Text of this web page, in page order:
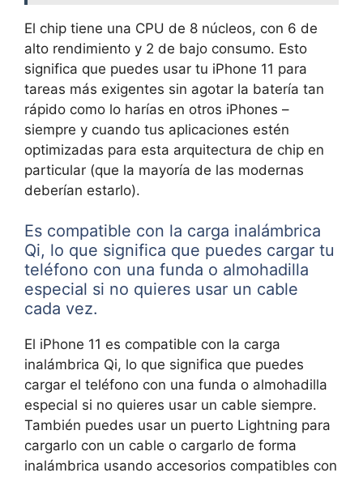
El chip tiene una CPU de 8 núcleos, con 6 de
alto rendimiento y 2 de bajo consumo. Esto
significa que puedes usar tu iPhone 11 para
tareas más exigentes sin agotar la batería tan
rápido como lo harías en otros iPhones –
siempre y cuando tus aplicaciones estén
optimizadas para esta arquitectura de chip en
particular (que la mayoría de las modernas
deberían estarlo).
Es compatible con la carga inalámbrica
Qi, lo que significa que puedes cargar tu
teléfono con una funda o almohadilla
especial si no quieres usar un cable
cada vez.
El iPhone 11 es compatible con la carga
inalámbrica Qi, lo que significa que puedes
cargar el teléfono con una funda o almohadilla
especial si no quieres usar un cable siempre.
También puedes usar un puerto Lightning para
cargarlo con un cable o cargarlo de forma
inalámbrica usando accesorios compatibles con